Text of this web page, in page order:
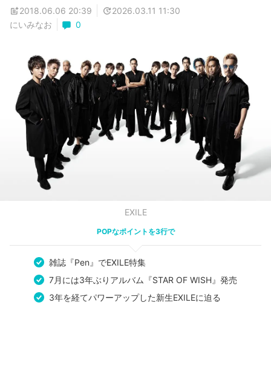
2018.06.06 20:39
2026.03.11 11:30
にいみなお
0
EXILE
POPなポイントを3行で
雑誌『Pen』でEXILE特集
7月には3年ぶりアルバム『STAR OF WISH』発売
3年を経てパワーアップした新生EXILEに迫る